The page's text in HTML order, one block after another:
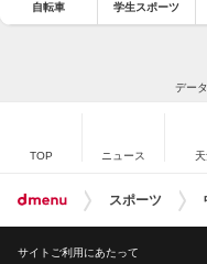
自転車 学生スポーツ
デー
TOP ニュース
スポーツ
サイトご利用にあたって